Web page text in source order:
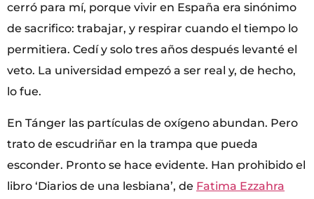
cerró para mí, porque vivir en España era sinónimo
de sacrifico: trabajar, y respirar cuando el tiempo lo
permitiera. Cedí y solo tres años después levanté el
veto. La universidad empezó a ser real y, de hecho,
lo fue.
En Tánger las partículas de oxígeno abundan. Pero
trato de escudriñar en la trampa que pueda
esconder. Pronto se hace evidente. Han prohibido el
libro ‘Diarios de una lesbiana’, de Fatima Ezzahra